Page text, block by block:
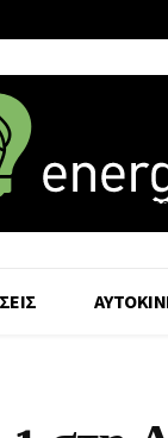
6 August -